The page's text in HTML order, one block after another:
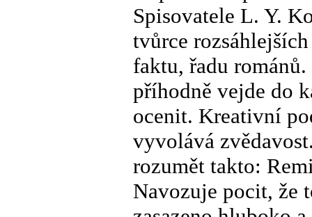
Spisovatele L. Y.
tvůrce
faktu, řadu
příhodně vejde do
ocenit. Kreativní
vyvolává
rozumět takto:
Navozuje pocit, že